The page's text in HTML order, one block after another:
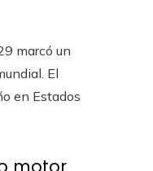
marcó un
El
en Estados